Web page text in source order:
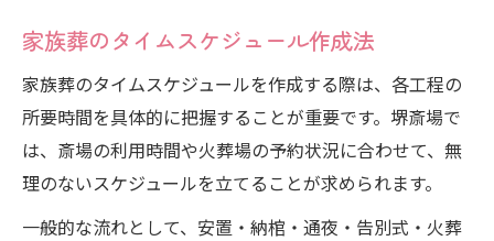
家族葬のタイムスケジュール作成法
家族葬のタイムスケジュールを作成する際は、各工程の
所要時間を具体的に把握することが重要です。堺斎場で
は、斎場の利用時間や火葬場の予約状況に合わせて、無
理のないスケジュールを立てることが求められます。
一般的な流れとして、安置・納棺・通夜・告別式・火葬